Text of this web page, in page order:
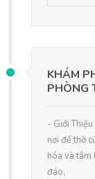
KHÁM
PHÒNG
- Giới
nơi để thờ
hóa và tâm
đáo,